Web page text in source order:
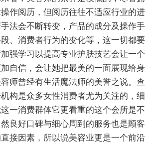
作阅历，但阅历往往不适应行业的进
法会不断转变，产品的成分及操作手
、消费者行为的变化等，这一切都要
强学习以提高专业护肤技艺会让一个
自信，会让她把最美的一面展现给身
师曾经有生活魔法师的美誉之说。查
构是众多女性消费者尤为关注的，细
一消费群体它更看重的这个会所是不
良好口碑与细心周到的服务也是顾客
接因素，所以说美容业更是一个前沿